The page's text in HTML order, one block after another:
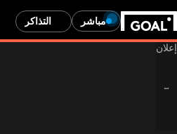
مباشر التذاكر